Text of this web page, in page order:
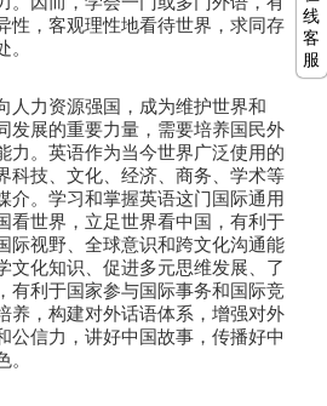
性，客观理性地看待世界，求同存
人力资源强国，成为维护世界和
发展的重要力量，需要培养国民外
力。英语作为当今世界广泛使用的
科技、文化、经济、商务、学术等
介。学习和掌握英语这门国际通用
看世界，立足世界看中国，有利于
际视野、全球意识和跨文化沟通能
文化知识、促进多元思维发展、了
有利于国家参与国际事务和国际竞
养，构建对外话语体系，增强对外
公信力，讲好中国故事，传播好中
线
客
服